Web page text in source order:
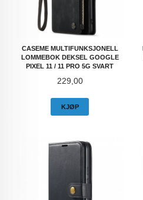
CASEME MULTIFUNKSJONELL
LOMMEBOK DEKSEL GOOGLE
PIXEL 11 / 11 PRO 5G SVART
Pris
229,00
KJØP